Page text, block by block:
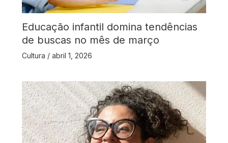
Educação infantil domina tendências
de buscas no mês de março
Cultura / abril 1, 2026